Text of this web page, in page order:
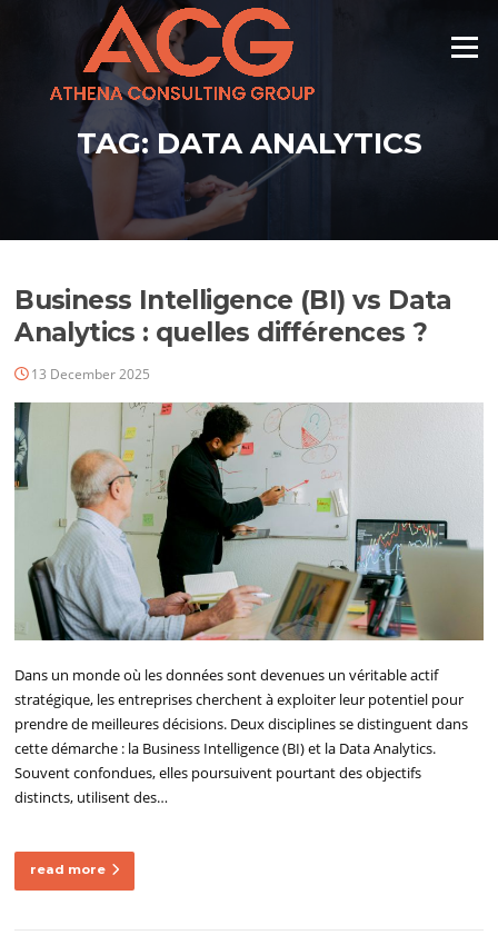
Menu
TAG: DATA ANALYTICS
Business Intelligence (BI) vs Data
Analytics : quelles différences ?
13 December 2025
Dans un monde où les données sont devenues un véritable actif
stratégique, les entreprises cherchent à exploiter leur potentiel pour
prendre de meilleures décisions. Deux disciplines se distinguent dans
cette démarche : la Business Intelligence (BI) et la Data Analytics.
Souvent confondues, elles poursuivent pourtant des objectifs
distincts, utilisent des…
read more